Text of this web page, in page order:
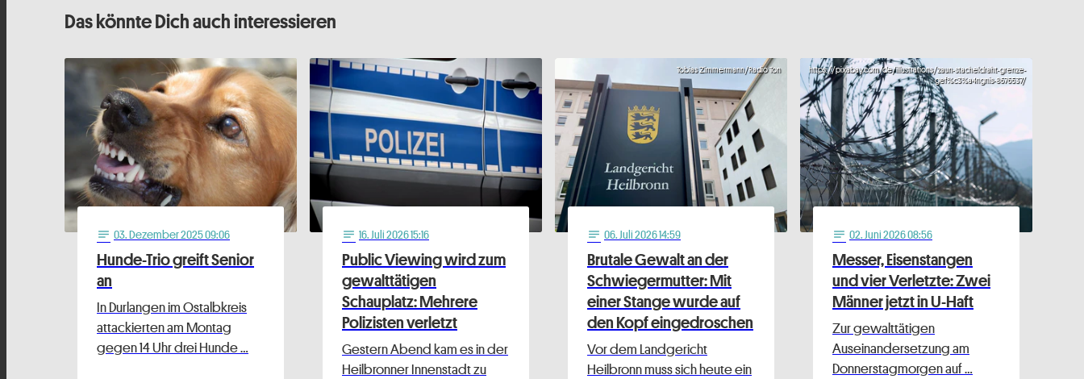
Das könnte Dich auch interessieren
notes 03. Dezember 2025 09:06
Hunde-Trio greift Senior
an
In Durlangen im Ostalbkreis
attackierten am Montag
gegen 14 Uhr drei Hunde …
notes 16. Juli 2026 15:16
Public Viewing wird zum
gewalttätigen
Schauplatz: Mehrere
Polizisten verletzt
Gestern Abend kam es in der
Heilbronner Innenstadt zu
Tobias Zimmermann/Radio Ton
notes 06. Juli 2026 14:59
Brutale Gewalt an der
Schwiegermutter: Mit
einer Stange wurde auf
den Kopf eingedroschen
Vor dem Landgericht
Heilbronn muss sich heute ein
https://pixabay.com/de/illustrations/zaun-stacheldraht-grenze-
gef%c3%a4ngnis-8676537/
notes 02. Juni 2026 08:56
Messer, Eisenstangen
und vier Verletzte: Zwei
Männer jetzt in U-Haft
Zur gewalttätigen
Auseinandersetzung am
Donnerstagmorgen auf …